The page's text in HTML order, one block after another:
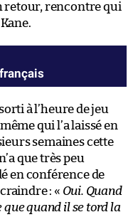
retour, rencontre qui
à l’heure de jeu
qui l’a laissé en
semaines cette
que très peu
en conférence de
: « Oui. Quand
que quand il se tord la